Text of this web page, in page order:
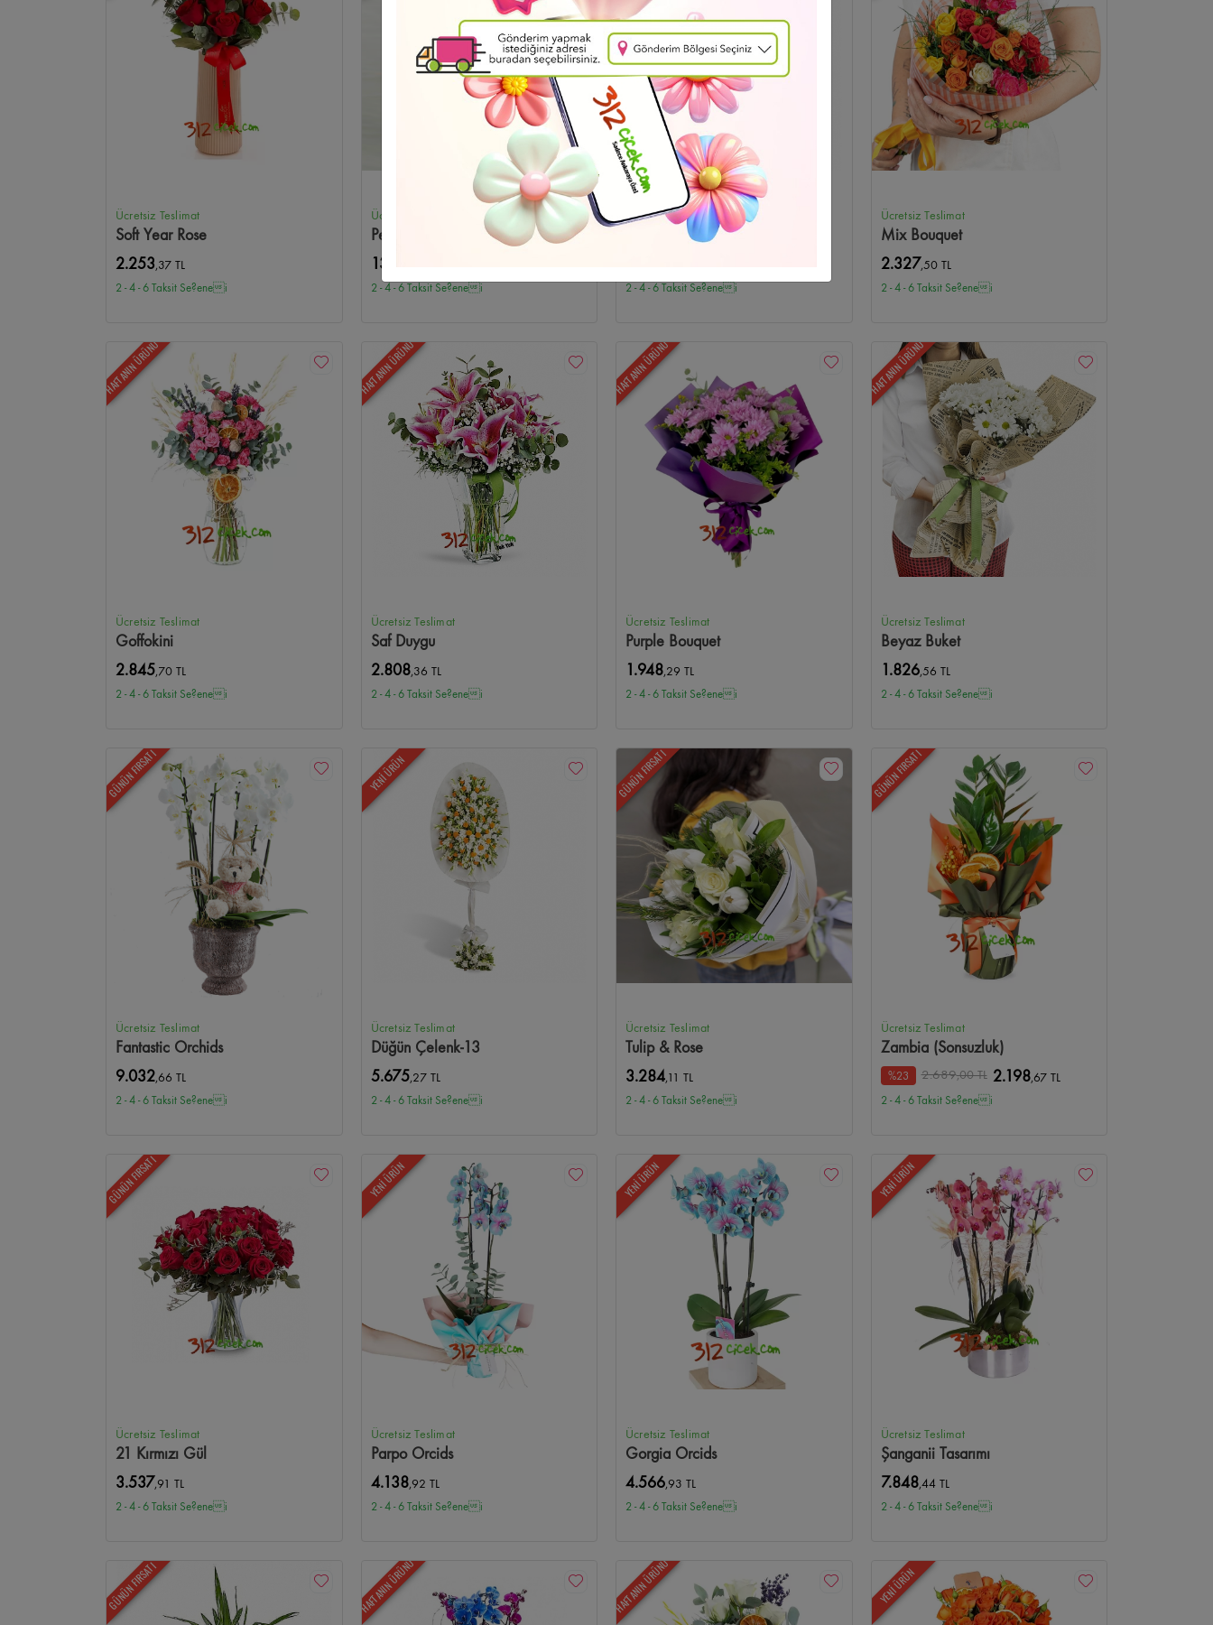
Balgat Çiçekçi Açılış/Tören Düğün Çelenkleri Emek Çiçekçi Özür Dilerim Batıkent Çiçekçi Cenaze Çelenkleri Yıldız Çiçekçi Yeni Bebek/Doğum
Cenaze Çelenkleri İndirimli Çiçekler Bahçelievler Çiçekçi Ayın Fırsatları Kişiye Özel Çiçekler Bilkent Çiçekçi
Mevsim Çiçekleri Beştepe Çiçekçi Cebeci Çiçekçi Söğütözü Çiçekçi Siteler Çiçekçi Beysukent Çiçekçi Anıttepe Çiçekçi
Gordion Çiçekçi Atakule Çiçekçi Ankamall Çiçekçi Kentpark Çiçekçi
365AVM Çiçekçi Akyurt Çiçekçi Kahraman Kazan Çiçekçi Hüseyingazi Çiçekçi Saray Çiçekçi Atapark Çiçekçi Ufuktepe Çiçekçi
Demetevler Çiçekçi Yenimahalle Çiçekçi Şentepe Çiçekçi Gimat Çiçekçi İvedik OSB Çiçekçi Temelli Çiçekçi Kurtuluş Çiçekçi Kolej Çiçekçi
Altınpark Çiçekçi Seyranbağları Çiçekçi Esat Çiçekçi Sokullu Çiçekçi Çetinemeç Çiçekçi Ahlatlıbel Çiçekçi
Mühye Çiçekçi Taşpınar Çiçekçi Tulumtaş Çiçekçi İlker Çiçekçi Keklikpınarı Çiçekçi Ayrancı Çiçekçi Kavaklıdere Çiçekçi Hoşdere Çiçekçi Turan Güneş Çiçekçi Tunalı Çiçekçi
Tunalı Hilmi Çiçekçi Birlik Mahallesi Çiçekçi Sancak Mahallesi Çiçekçi Kırkkonaklar Çiçekçi Armada Çiçekçi Next Level Çiçekçi Galeria Çiçekçi Bilkent Şehir Hastanesi Çiçekçi
Etlik Şehir Hastanesi Çiçekçi Hamamönü Çiçekçi Aydınlıkevler Çiçekçi Güvenevler Çiçekçi Gülveren Çiçekçi Gülseren Çiçekçi AOÇ Çiçekçi
Güvercinlik Çiçekçi Alacaatlı Çiçekçi Yukarı Yurtçu Çiçekçi Kazım Karabekir Çiçekçi
Ücretsiz Teslimat
Soft Year Rose
2.253,37 TL
2 - 4 - 6 Taksit Se?enei
Ücretsiz Teslimat
Peony Bouquet
13.361
2 - 4 - 6 Taksit Se?enei
Ücretsiz Teslimat
Düğün Çelenk-10
2 - 4 - 6 Taksit Se?enei
Ücretsiz Teslimat
Mix Bouquet
2.327,50 TL
2 - 4 - 6 Taksit Se?enei
HAFTANIN ÜRÜNÜ
Ücretsiz Teslimat
Goffokini
2.845,70 TL
2 - 4 - 6 Taksit Se?enei
HAFTANIN ÜRÜNÜ
Ücretsiz Teslimat
Saf Duygu
2.808,36 TL
2 - 4 - 6 Taksit Se?enei
HAFTANIN ÜRÜNÜ
Ücretsiz Teslimat
Purple Bouquet
1.948,29 TL
2 - 4 - 6 Taksit Se?enei
HAFTANIN ÜRÜNÜ
Ücretsiz Teslimat
Beyaz Buket
1.826,56 TL
2 - 4 - 6 Taksit Se?enei
GÜNÜN FIRSATI
Ücretsiz Teslimat
Fantastic Orchids
9.032,66 TL
2 - 4 - 6 Taksit Se?enei
YENİ ÜRÜN
Ücretsiz Teslimat
Düğün Çelenk-13
5.675,27 TL
2 - 4 - 6 Taksit Se?enei
GÜNÜN FIRSATI
Ücretsiz Teslimat
Tulip & Rose
3.284,11 TL
2 - 4 - 6 Taksit Se?enei
GÜNÜN FIRSATI
Ücretsiz Teslimat
Zambia (Sonsuzluk)
%23 2.689,00 TL 2.198,67 TL
2 - 4 - 6 Taksit Se?enei
GÜNÜN FIRSATI
Ücretsiz Teslimat
21 Kırmızı Gül
3.537,91 TL
2 - 4 - 6 Taksit Se?enei
YENİ ÜRÜN
Ücretsiz Teslimat
Parpo Orcids
4.138,92 TL
2 - 4 - 6 Taksit Se?enei
YENİ ÜRÜN
Ücretsiz Teslimat
Gorgia Orcids
4.566,93 TL
2 - 4 - 6 Taksit Se?enei
YENİ ÜRÜN
Ücretsiz Teslimat
Şanganii Tasarımı
7.848,44 TL
2 - 4 - 6 Taksit Se?enei
GÜNÜN FIRSATI HAFTANIN ÜRÜNÜ HAFTANIN ÜRÜNÜ YENİ ÜRÜN